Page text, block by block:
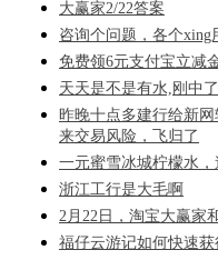
大赢家2/22答案
咨询个问题，各个xing
免费领6元支付宝立减
天天是不是有水,刚中
昨晚十点多建行给新
来交易风险，飞归了
一元蜜雪冰城柠檬水，
浙江工行是大毛啊
2月22日，淘宝大赢家
福仔云游记如何快速